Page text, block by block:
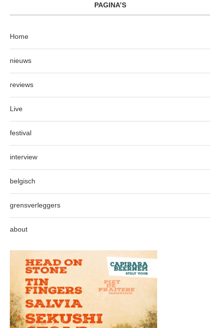
PAGINA’S
Home
nieuws
reviews
Live
festival
interview
belgisch
grensverleggers
about